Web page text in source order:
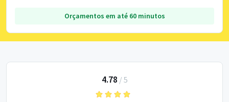
Orçamentos em até 60 minutos
4.78 / 5